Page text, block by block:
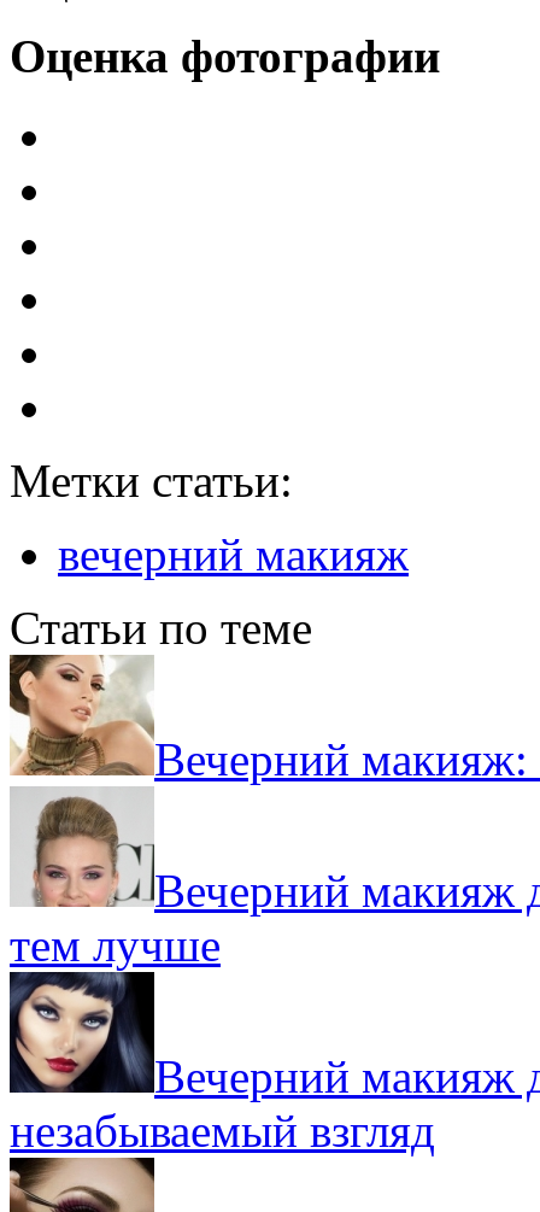
Оценка фотографии
Метки статьи:
вечерний макияж
Статьи по теме
Вечерний макияж:
Вечерний макияж
тем лучше
Вечерний макияж
незабываемый взгляд